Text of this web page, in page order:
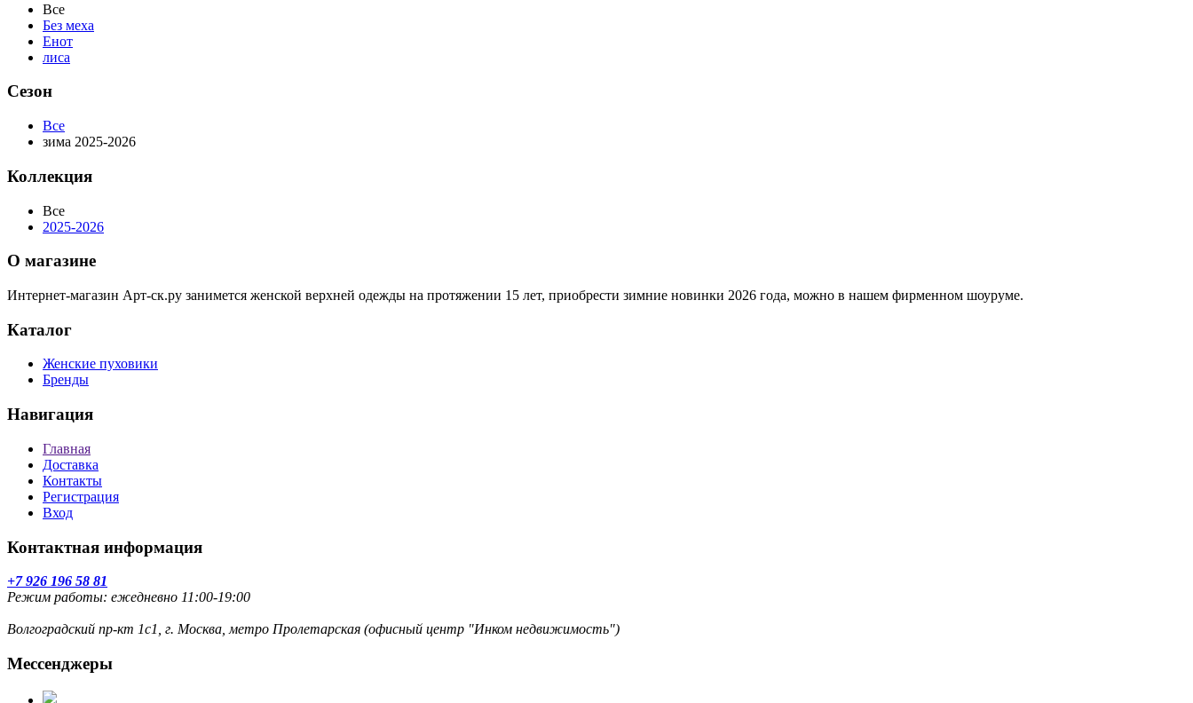
Все
Без меха
Енот
лиса
Сезон
Все
зима 2025-2026
Коллекция
Все
2025-2026
О магазине
Интернет-магазин Арт-ск.ру занимется женской верхней одежды на протяжении 15 лет, приобрести зимние новинки 2026 года, можно в нашем фирменном шоуруме.
Каталог
Женские пуховики
Бренды
Навигация
Главная
Доставка
Контакты
Регистрация
Вход
Контактная информация
+7 926 196 58 81
Режим работы: ежедневно 11:00-19:00
Волгоградский пр-кт 1с1, г. Москва, метро Пролетарская (офисный центр "Инком недвижимость")
Мессенджеры